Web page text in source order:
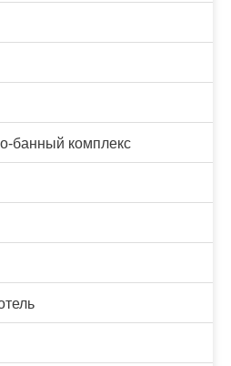
банный комплекс